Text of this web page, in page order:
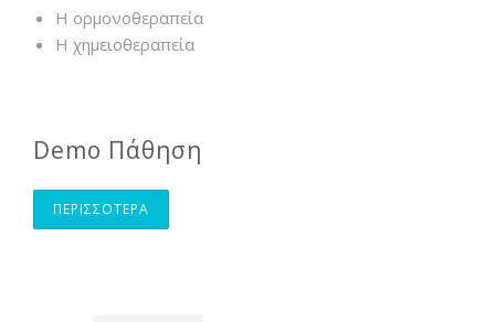
Η ορμονοθεραπεία
Η χημειοθεραπεία
Demo Πάθηση
ΠΕΡΙΣΣΟΤΕΡΑ